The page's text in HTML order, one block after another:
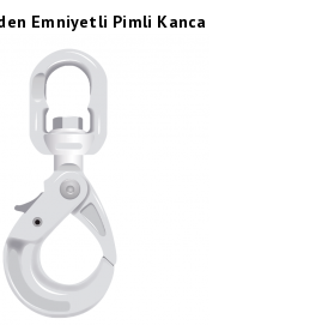
Emniyetli Pimli Kanca